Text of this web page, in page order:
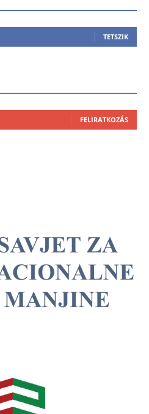
TETSZIK
FELIRATKOZÁS